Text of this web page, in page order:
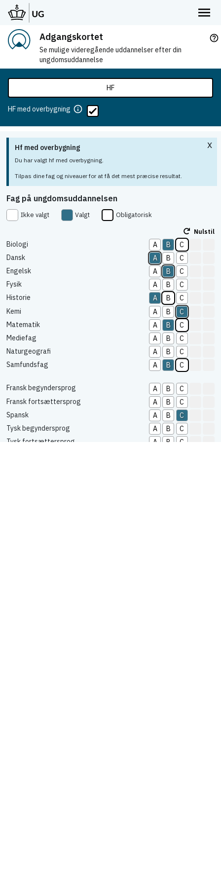
Adgangskortet
Se mulige videregående uddannelser efter din
ungdomsuddannelse
help_outline
HF
HF med overbygning info
Hf med overbygning
Du har valgt hf med overbygning.
Tilpas dine fag og niveauer for at få det mest præcise resultat.
x
Fag på ungdomsuddannelsen
Ikke valgt Valgt
Obligatorisk
Nulstil
Biologi A B
C
Dansk
A B
C
Engelsk
A B
C
Fysik
A B
C
Historie
A B
C
Kemi
A B
C
Matematik
A B
C
Mediefag
A B
C
Naturgeografi
A B
C
Samfundsfag
A B C
Fransk begyndersprog A B
C
Fransk fortsættersprog
A B
C
Spansk
A B
C
Tysk begyndersprog
A B
C
Tysk fortsættersprog
A B C